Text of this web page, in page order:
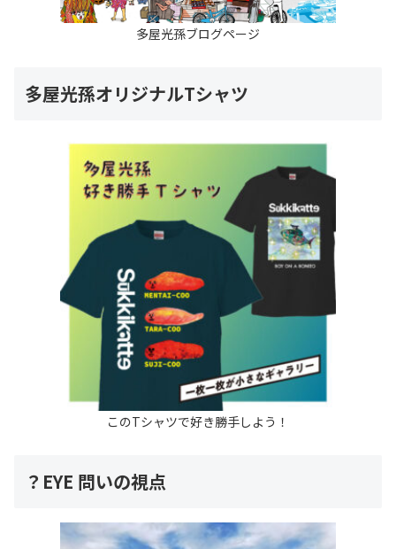
多屋光孫ブログページ
多屋光孫オリジナルTシャツ
このTシャツで好き勝手しよう！
？EYE 問いの視点